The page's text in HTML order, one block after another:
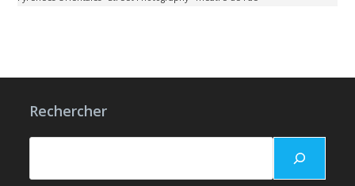
Rechercher